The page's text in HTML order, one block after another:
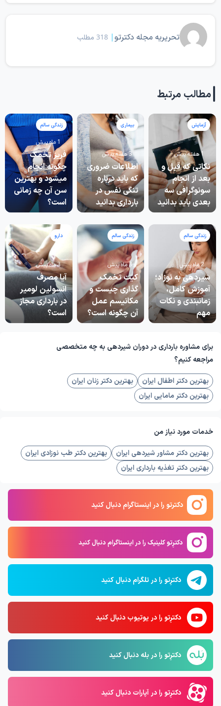
تحریریه مجله دکترتو| 318 مطلب
مطالب مرتبط
آزمایش
نکاتی که قبل و
بعد از انجام
سونوگرافی سه
بعدی باید بدانید
1 هفته پیش
بیماری
اطلاعات ضروری
که باید درباره
تنگی نفس در
بارداری بدانید
3 هفته پیش
زندگی سالم
فریز تخمک
چگونه انجام
میشود و بهترین
سن آن چه زمانی
است؟
1 ماه پیش
زندگی سالم
شیردهی به نوزاد؛
آموزش کامل،
زمانبندی و نکات
مهم
2 ماه پیش
زندگی سالم
کیت تخمک
گذاری چیست و
مکانیسم عمل
آن چگونه است؟
3 ماه پیش
دارو
آیا مصرف
انسولین لومیر
در بارداری مجاز
است؟
3 ماه پیش
برای مشاوره بارداری در دوران شیردهی به چه متخصصی
مراجعه کنیم؟
بهترین دکتر اطفال ایران
بهترین دکتر زنان ایران
بهترین دکتر مامایی ایران
خدمات مورد نیاز من
بهترین دکتر مشاور شیردهی ایران
بهترین دکتر طب نوزادی ایران
بهترین دکتر تغذیه بارداری ایران
دکترتو را در اینستاگرام دنبال کنید
دکترِتو کلینیک را در اینستاگرام دنبال کنید
دکترِتو را در تلگرام دنبال کنید
دکترِتو را در یوتیوب دنبال کنید
دکترِتو را در بله دنبال کنید
دکترِتو را در آپارات دنبال کنید